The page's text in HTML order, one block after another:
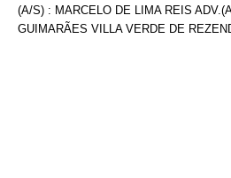
(A/S) : MARCELO DE LIMA REIS
GUIMARÃES VILLA VERDE DE